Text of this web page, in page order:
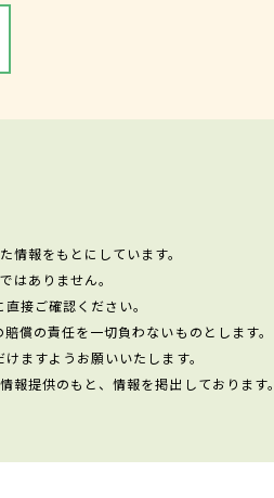
報をもとにしています。
はありません。
接ご確認ください。
償の責任を一切負わないものとします。
ますようお願いいたします。
提供のもと、情報を掲出しております。